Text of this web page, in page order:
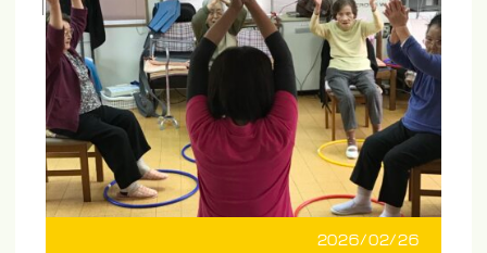
2026/02/26